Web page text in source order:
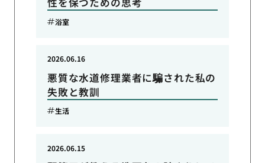
浴室
悪質な水道修理業者に騙された私の
失敗と教訓
2026.06.16
生活
2026.06.15